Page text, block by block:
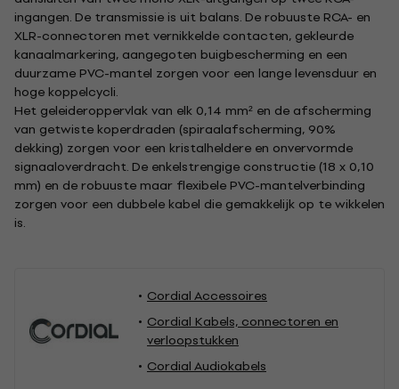
ingangen. De transmissie is uit balans. De robuuste RCA- en
XLR-connectoren met vernikkelde contacten, gekleurde
kanaalmarkering, aangegoten buigbescherming en een
duurzame PVC-mantel zorgen voor een lange levensduur en
hoge koppelcycli.
Het geleideroppervlak van elk 0,14 mm² en de afscherming
van getwiste koperdraden (spiraalafscherming, 90%
dekking) zorgen voor een kristalheldere en onvervormde
signaaloverdracht. De enkelstrengige constructie (18 x 0,10
mm) en de robuuste maar flexibele PVC-mantelverbinding
zorgen voor een dubbele kabel die gemakkelijk op te wikkelen
is.
Cordial Accessoires
Cordial Kabels, connectoren en
verloopstukken
Cordial Audiokabels